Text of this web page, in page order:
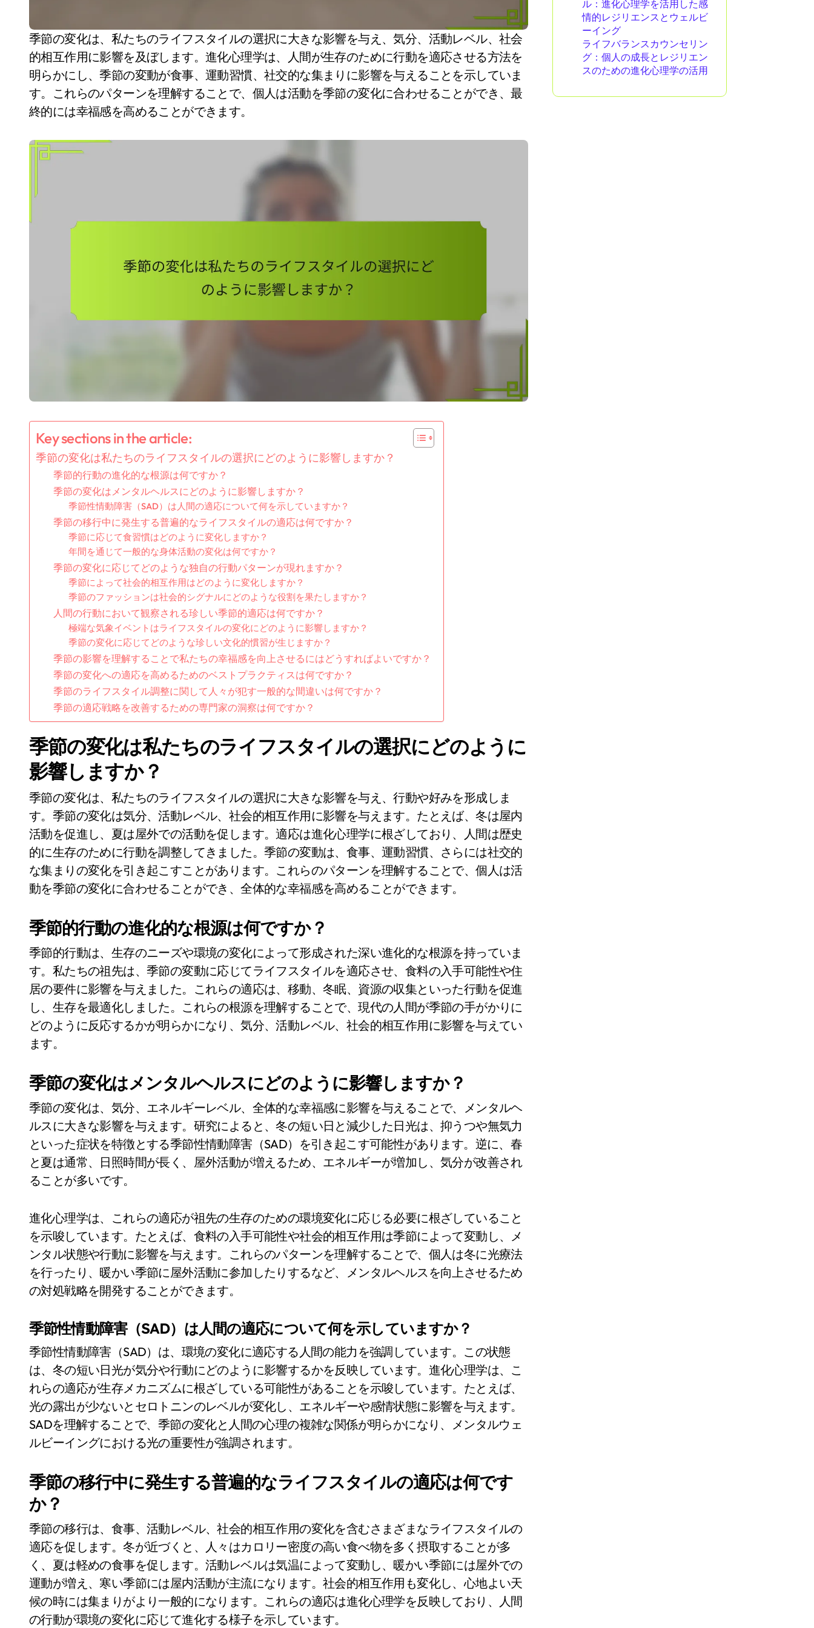
季節の変化は、私たちのライフスタイルの選択に大きな影響を与え、気分、活動レベル、社会
的相互作用に影響を及ぼします。進化心理学は、人間が生存のために行動を適応させる方法を
明らかにし、季節の変動が食事、運動習慣、社交的な集まりに影響を与えることを示していま
す。これらのパターンを理解することで、個人は活動を季節の変化に合わせることができ、最
終的には幸福感を高めることができます。
Key sections in the article:
季節の変化は私たちのライフスタイルの選択にどのように影響しますか？
季節的行動の進化的な根源は何ですか？
季節の変化はメンタルヘルスにどのように影響しますか？
季節性情動障害（SAD）は人間の適応について何を示していますか？
季節の移行中に発生する普遍的なライフスタイルの適応は何ですか？
季節に応じて食習慣はどのように変化しますか？
年間を通じて一般的な身体活動の変化は何ですか？
季節の変化に応じてどのような独自の行動パターンが現れますか？
季節によって社会的相互作用はどのように変化しますか？
季節のファッションは社会的シグナルにどのような役割を果たしますか？
人間の行動において観察される珍しい季節的適応は何ですか？
極端な気象イベントはライフスタイルの変化にどのように影響しますか？
季節の変化に応じてどのような珍しい文化的慣習が生じますか？
季節の影響を理解することで私たちの幸福感を向上させるにはどうすればよいですか？
季節の変化への適応を高めるためのベストプラクティスは何ですか？
季節のライフスタイル調整に関して人々が犯す一般的な間違いは何ですか？
季節の適応戦略を改善するための専門家の洞察は何ですか？
季節の変化は私たちのライフスタイルの選択にどのように
影響しますか？
季節の変化は、私たちのライフスタイルの選択に大きな影響を与え、行動や好みを形成しま
す。季節の変化は気分、活動レベル、社会的相互作用に影響を与えます。たとえば、冬は屋内
活動を促進し、夏は屋外での活動を促します。適応は進化心理学に根ざしており、人間は歴史
的に生存のために行動を調整してきました。季節の変動は、食事、運動習慣、さらには社交的
な集まりの変化を引き起こすことがあります。これらのパターンを理解することで、個人は活
動を季節の変化に合わせることができ、全体的な幸福感を高めることができます。
季節的行動の進化的な根源は何ですか？
季節的行動は、生存のニーズや環境の変化によって形成された深い進化的な根源を持っていま
す。私たちの祖先は、季節の変動に応じてライフスタイルを適応させ、食料の入手可能性や住
居の要件に影響を与えました。これらの適応は、移動、冬眠、資源の収集といった行動を促進
し、生存を最適化しました。これらの根源を理解することで、現代の人間が季節の手がかりに
どのように反応するかが明らかになり、気分、活動レベル、社会的相互作用に影響を与えてい
ます。
季節の変化はメンタルヘルスにどのように影響しますか？
季節の変化は、気分、エネルギーレベル、全体的な幸福感に影響を与えることで、メンタルヘ
ルスに大きな影響を与えます。研究によると、冬の短い日と減少した日光は、抑うつや無気力
といった症状を特徴とする季節性情動障害（SAD）を引き起こす可能性があります。逆に、春
と夏は通常、日照時間が長く、屋外活動が増えるため、エネルギーが増加し、気分が改善され
ることが多いです。
進化心理学は、これらの適応が祖先の生存のための環境変化に応じる必要に根ざしていること
を示唆しています。たとえば、食料の入手可能性や社会的相互作用は季節によって変動し、メ
ンタル状態や行動に影響を与えます。これらのパターンを理解することで、個人は冬に光療法
を行ったり、暖かい季節に屋外活動に参加したりするなど、メンタルヘルスを向上させるため
の対処戦略を開発することができます。
季節性情動障害（SAD）は人間の適応について何を示していますか？
季節性情動障害（SAD）は、環境の変化に適応する人間の能力を強調しています。この状態
は、冬の短い日光が気分や行動にどのように影響するかを反映しています。進化心理学は、こ
れらの適応が生存メカニズムに根ざしている可能性があることを示唆しています。たとえば、
光の露出が少ないとセロトニンのレベルが変化し、エネルギーや感情状態に影響を与えます。
SADを理解することで、季節の変化と人間の心理の複雑な関係が明らかになり、メンタルウェ
ルビーイングにおける光の重要性が強調されます。
季節の移行中に発生する普遍的なライフスタイルの適応は何です
か？
季節の移行は、食事、活動レベル、社会的相互作用の変化を含むさまざまなライフスタイルの
適応を促します。冬が近づくと、人々はカロリー密度の高い食べ物を多く摂取することが多
く、夏は軽めの食事を促します。活動レベルは気温によって変動し、暖かい季節には屋外での
運動が増え、寒い季節には屋内活動が主流になります。社会的相互作用も変化し、心地よい天
候の時には集まりがより一般的になります。これらの適応は進化心理学を反映しており、人間
の行動が環境の変化に応じて進化する様子を示しています。
ル：進化心理学を活用した感
情的レジリエンスとウェルビ
ーイング
ライフバランスカウンセリン
グ：個人の成長とレジリエン
スのための進化心理学の活用